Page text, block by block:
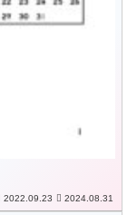
2022.09.23 2024.08.31